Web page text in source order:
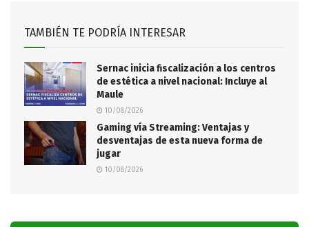
TAMBIÉN TE PODRÍA INTERESAR
Sernac inicia fiscalización a los centros
de estética a nivel nacional: Incluye al
Maule
10/08/2026
Gaming vía Streaming: Ventajas y
desventajas de esta nueva forma de
jugar
10/08/2026